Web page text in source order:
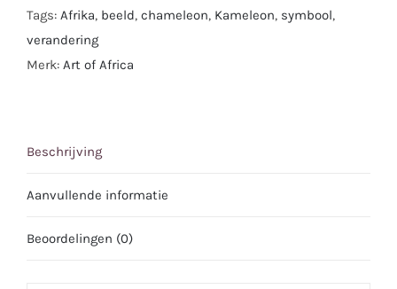
Tags: Afrika, beeld, chameleon, Kameleon, symbool,
verandering
Merk: Art of Africa
Beschrijving
Aanvullende informatie
Beoordelingen (0)